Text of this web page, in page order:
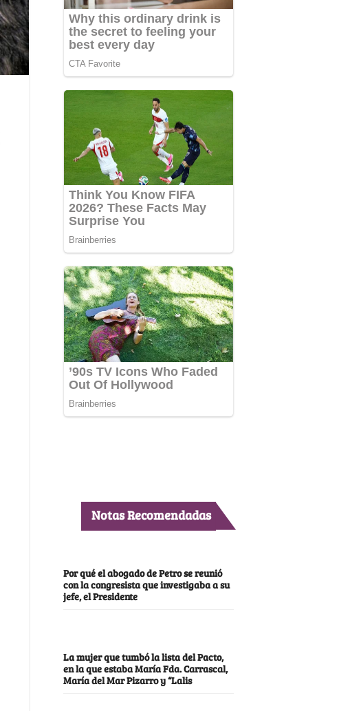
Notas Recomendadas
Por qué el abogado de Petro se reunió
con la congresista que investigaba a su
jefe, el Presidente
La mujer que tumbó la lista del Pacto,
en la que estaba María Fda. Carrascal,
María del Mar Pizarro y “Lalis